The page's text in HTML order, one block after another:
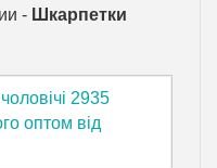
- Шкарпетки
2935
оптом від